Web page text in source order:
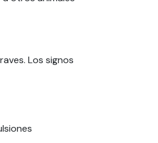
Los signos